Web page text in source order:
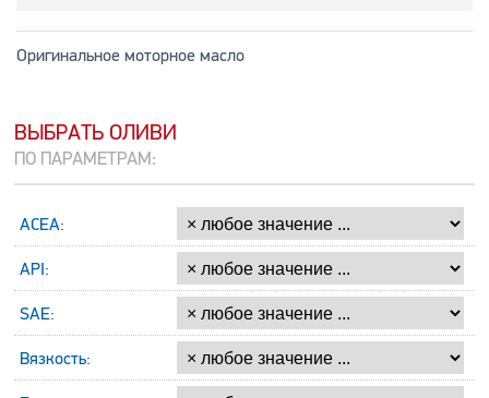
Оригинальное моторное масло
ВЫБРАТЬ ОЛИВИ
ПО ПАРАМЕТРАМ:
ACEA:
API:
SAE:
Вязкость: